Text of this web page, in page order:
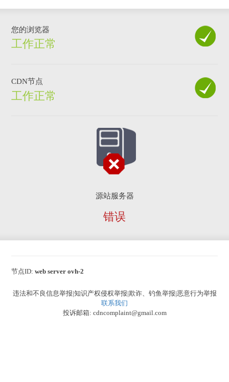
您的浏览器
工作正常
CDN节点
工作正常
源站服务器
错误
节点ID:web server ovh-2
违法和不良信息举报|知识产权侵权举报|欺诈、钓鱼举报|恶意行为举报
联系我们
投诉邮箱: cdncomplaint@gmail.com